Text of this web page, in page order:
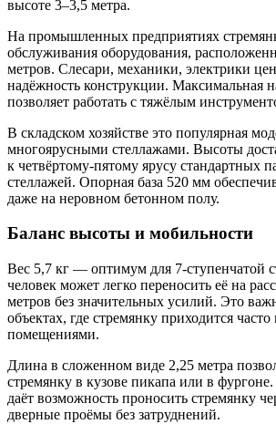
высоте 3–3,5 метра.
На промышленных предприятиях
обслуживания оборудования,
метров. Слесари, механики, электрики
надёжность конструкции. Максимальная
позволяет работать с тяжёлым
В складском хозяйстве это популярная
многоярусными стеллажами. Высоты
к четвёртому-пятому ярусу стандартных
стеллажей. Опорная база 520 мм
даже на неровном бетонном полу.
Баланс высоты и мобильности
Вес 5,7 кг — оптимум для 7-ступенчатой
человек может легко переносить её на
метров без значительных усилий. Это
объектах, где стремянку приходится
помещениями.
Длина в сложенном виде 2,25 метра
стремянку в кузове пикапа или в
даёт возможность проносить стремянку
дверные проёмы без затруднений.